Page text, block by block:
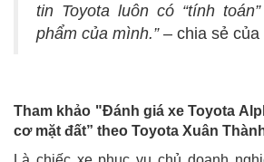
tin Toyota luôn có “tính
phẩm của mình.”– chia sẻ của
Tham khảo "Đánh giá xe Toyota
cơ mặt đất” theo Toyota Xuân